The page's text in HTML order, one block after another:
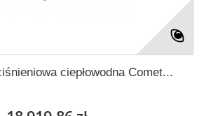
ciepłowodna Comet...